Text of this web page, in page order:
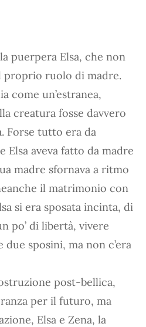
puerpera Elsa, che non
proprio ruolo di madre.
come un’estranea,
creatura fosse davvero
Forse tutto era da
Elsa aveva fatto da madre
madre sfornava a ritmo
il matrimonio con
si era sposata incinta, di
po’ di libertà, vivere
sposini, ma non c’era
post-bellica,
per il futuro, ma
Elsa e Zena, la